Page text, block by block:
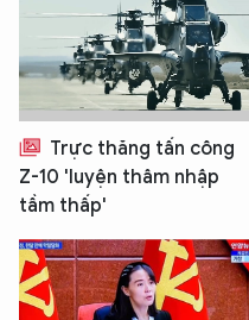
Trực thăng tấn công
Z-10 'luyện thâm nhập
tầm thấp'